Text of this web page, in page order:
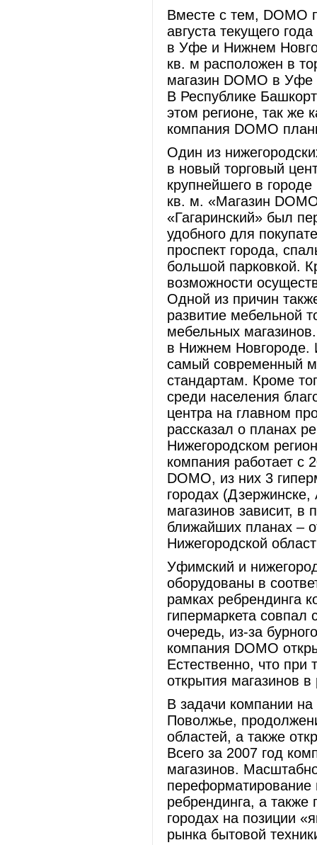
Вместе с тем, DOMO
августа текущего
в Уфе и Нижнем
кв. м расположен в
магазин DOMO в Уфе
В Республике
этом регионе, так же
компания DOMO
Один из
в новый торговый
крупнейшего в
кв. м. «Магазин
«Гагаринский» был
удобного для
проспект города,
большой парковкой.
возможности
Одной из причин
развитие мебельной
мебельных
в Нижнем Новгороде.
самый современный
стандартам. Кроме
среди населения
центра на главном
рассказал о планах
Нижегородском
компания работает с
DOMO, из них 3
городах
магазинов зависит, в
ближайших планах –
Нижегородской
Уфимский и
оборудованы в
рамках ребрендинга
гипермаркета
очередь, из-за
компания DOMO
Естественно, что при
открытия магазинов
В задачи компании на
Поволжье,
областей, а также
Всего за 2007 год
магазинов.
переформатирование
ребрендинга, а также
городах на позиции
рынка бытовой